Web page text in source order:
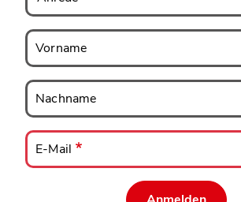
Vorname
Vorname
Nachname
Nachname
E-
Mail
E-Mail